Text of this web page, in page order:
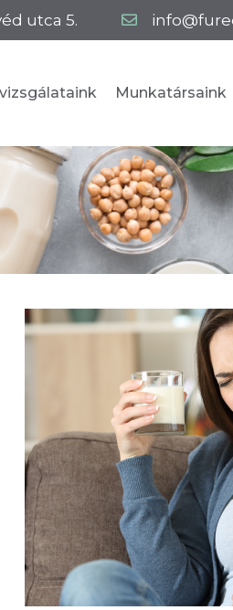
utca 5.
Munkatársaink